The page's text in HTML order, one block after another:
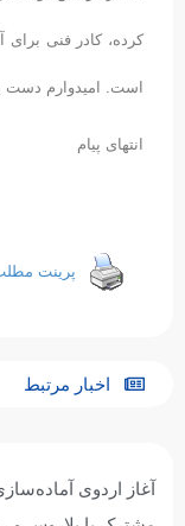
کرده، کادر فنی
است. امیدوارم دست
انتهای پیام
پرینت
اخبار مرتبط
آغاز اردوی